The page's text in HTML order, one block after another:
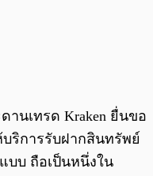
านเทรด Kraken ยื่นขอ
ริการรับฝากสินทรัพย์
บบ ถือเป็นหนึ่งใน